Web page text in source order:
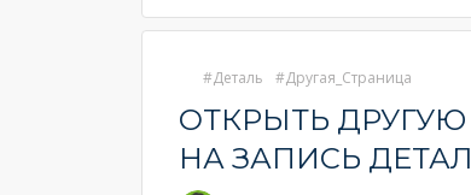
Деталь Другая_Страница
ОТКРЫТЬ
НА ЗАПИСЬ